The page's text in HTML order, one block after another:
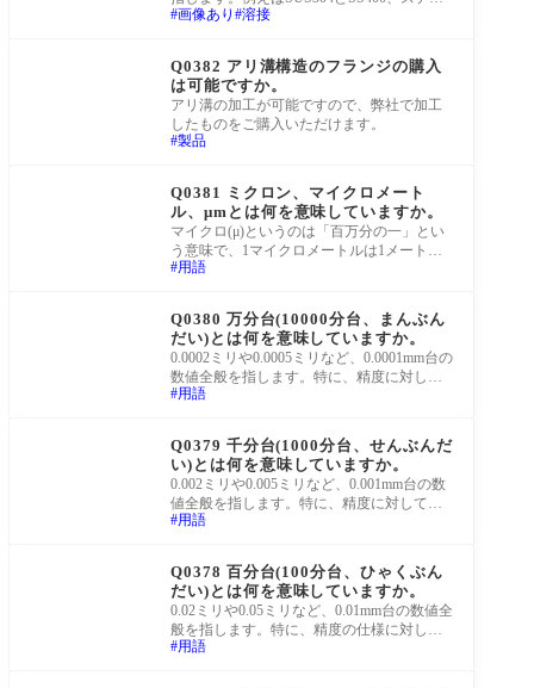
レスとインコネルなどの溶接を指します。
画像あり 溶接
Q0382 アリ溝構造のフランジの購入
は可能ですか。
アリ溝の加工が可能ですので、弊社で加工
したものをご購入いただけます。
製品
Q0381 ミクロン、マイクロメート
ル、μmとは何を意味していますか。
マイクロ(μ)というのは「百万分の一」とい
う意味で、1マイクロメートルは1メートル
の百万分の一のため、0.000001メートル、つ
用語
Q0380 万分台(10000分台、まんぶん
だい)とは何を意味していますか。
0.0002ミリや0.0005ミリなど、0.0001mm台の
数値全般を指します。特に、精度に対して
よく使われます。
用語
Q0379 千分台(1000分台、せんぶんだ
い)とは何を意味していますか。
0.002ミリや0.005ミリなど、0.001mm台の数
値全般を指します。特に、精度に対してよ
く使われます。
用語
Q0378 百分台(100分台、ひゃくぶん
だい)とは何を意味していますか。
0.02ミリや0.05ミリなど、0.01mm台の数値全
般を指します。特に、精度の仕様に対して
使われることが多く、千分の1mm以下の桁
用語